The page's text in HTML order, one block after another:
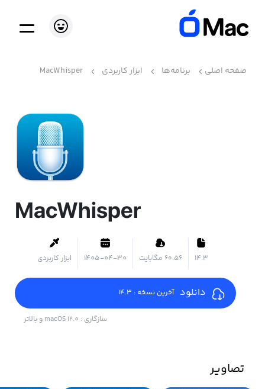
صفحه اصلی برنامه‌ها ابزار کاربردی MacWhisper
MacWhisper
14.3 ۶۰.۵۶ مگابایت 1405-04-30 ابزار کاربردی
دانلود آخرین نسخه : 14.3
سازگاری : macOS 12.0 و بالاتر
تصاویر